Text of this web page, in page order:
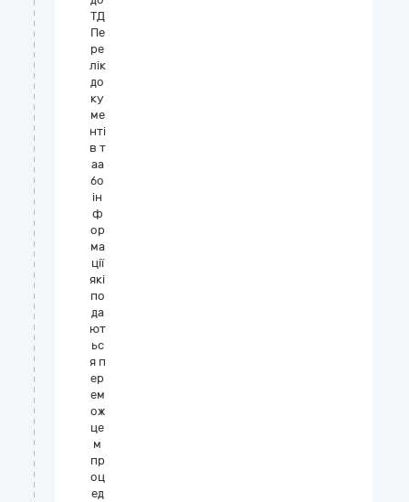
ТД
Пе
ре
лік
до
ку
ме
нті
в т
аа
бо
ін
ф
ор
ма
ції
які
по
да
ют
ьс
я п
ер
ем
ож
це
м
пр
оц
ед